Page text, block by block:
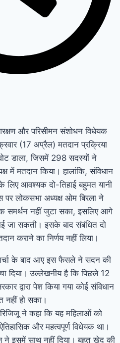
और परिसीमन संशोधन विधेयक
(17 अप्रैल) मतदान प्रक्रिया
डाला, जिसमें 298 सदस्यों ने
में मतदान किया। हालांकि, संविधान
आवश्यक दो-तिहाई बहुमत यानी
पर लोकसभा अध्यक्ष ओम बिरला ने
समर्थन नहीं जुटा सका, इसलिए आगे
जा सकती। इसके बाद संबंधित दो
कराने का निर्णय नहीं लिया।
के बाद आए इस फैसले ने सदन की
दिया। उल्लेखनीय है कि पिछले 12
द्वारा पेश किया गया कोई संविधान
नहीं हो सका।
ने कहा कि यह महिलाओं को
और महत्वपूर्ण विधेयक था।
ने इसमें साथ नहीं दिया। बहुत खेद की